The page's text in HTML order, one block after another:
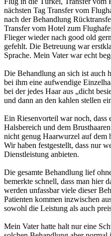
nächsten Tag Transfer vom
nach der Behandlung
Transfer vom Hotel zum
Flieger wieder nach good old
gefehlt. Die Betreuung war
Sprache. Mein Vater war echt
Die Behandlung an sich ist auch
bei ihm eine aufwendige
bei der jedes Haar aus „dicht
und dann an den kahlen stellen
Ein Riesenvorteil war noch, dass
Halsbereich und dem
nicht genug Haarwurzel auf dem
Wir haben festgestellt, dass nur
Dienstleistung anbieten.
Die gesamte Behandlung lief
bemerkte schnell, dass man hier
werden unfassbar viele dieser
Patienten kommen inzwischen
sowohl die Leistung als auch
Mein Vater hatte halt nur eine